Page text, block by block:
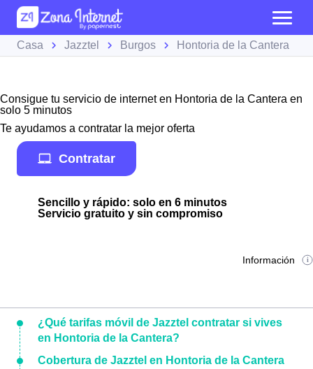
Casa Jazztel Burgos Hontoria de la Cantera
Consigue tu servicio de internet en Hontoria de la Cantera en
solo 5 minutos
Te ayudamos a contratar la mejor oferta
Contratar
Sencillo y rápido: solo en 6 minutos
Servicio gratuito y sin compromiso
Información
¿Qué tarifas móvil de Jazztel contratar si vives
en Hontoria de la Cantera?
Cobertura de Jazztel en Hontoria de la Cantera